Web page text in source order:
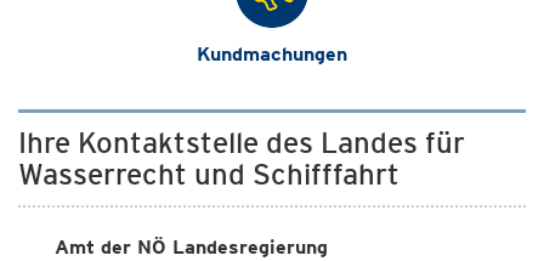
Kundmachungen
Ihre Kontaktstelle des Landes für
Wasserrecht und Schifffahrt
Amt der NÖ Landesregierung